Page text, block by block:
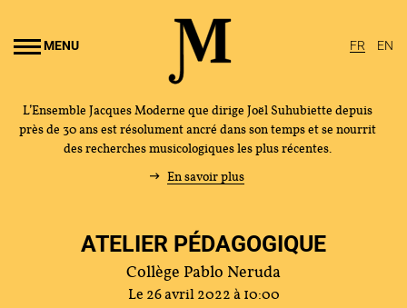
MENU FR EN
L’Ensemble Jacques Moderne que dirige Joël Suhubiette depuis
près de 30 ans est résolument ancré dans son temps et se nourrit
des recherches musicologiques les plus récentes.
En savoir plus
ATELIER PÉDAGOGIQUE
Collège Pablo Neruda
Le 26 avril 2022 à 10:00